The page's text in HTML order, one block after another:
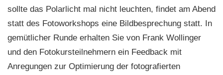
sollte das Polarlicht mal nicht leuchten, findet am Abend
statt des Fotoworkshops eine Bildbesprechung statt. In
gemütlicher Runde erhalten Sie von Frank Wollinger
und den Fotokursteilnehmern ein Feedback mit
Anregungen zur Optimierung der fotografierten